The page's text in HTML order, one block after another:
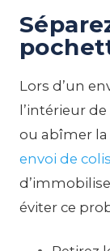
Lors d’un
l’intérieur
ou abîmer
envoi de
éviter ce